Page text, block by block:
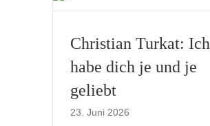
Christian Turkat: Ich
habe dich je und je
geliebt
23. Juni 2026